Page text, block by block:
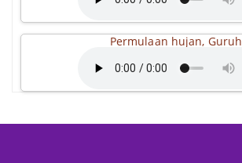
Permulaan hujan, Guruh